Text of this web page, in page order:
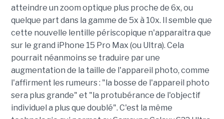
atteindre un zoom optique plus proche de 6x, ou
quelque part dans la gamme de 5x à 10x. Il semble que
cette nouvelle lentille périscopique n'apparaîtra que
sur le grand iPhone 15 Pro Max (ou Ultra). Cela
pourrait néanmoins se traduire par une
augmentation de la taille de l'appareil photo, comme
l'affirment les rumeurs : "la bosse de l'appareil photo
sera plus grande" et "la protubérance de l'objectif
individuel a plus que doublé". C'est la même